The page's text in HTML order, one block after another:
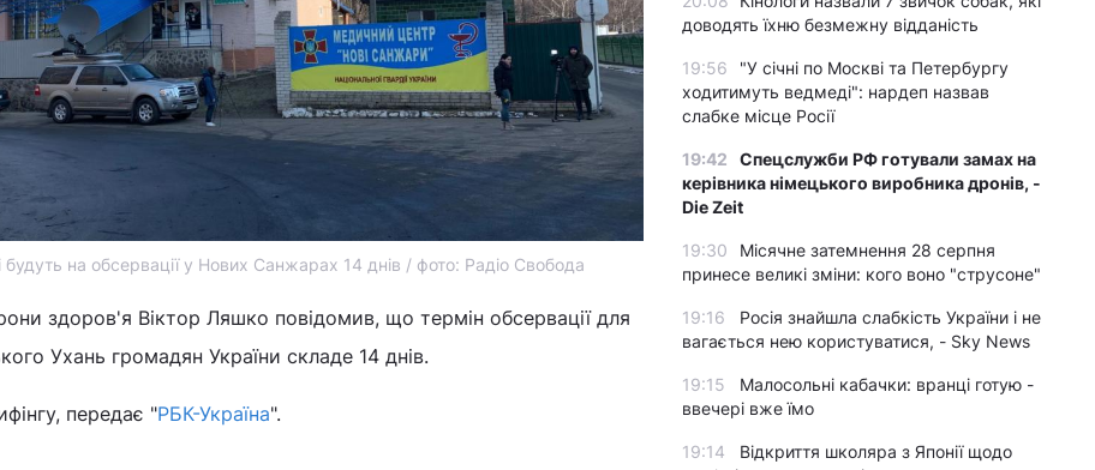
будуть на обсервації у Нових Санжарах 14 днів / фото: Радіо Свобода
здоров'я Віктор Ляшко повідомив, що термін обсервації для
Ухань громадян України складе 14 днів.
передає "РБК-Україна".
доводять їхню безмежну відданість
19:56
"У січні по Москві та Петербургу
ходитимуть ведмеді": нардеп назвав
слабке місце Росії
19:42
Спецслужби РФ готували замах на
керівника німецького виробника дронів, -
Die Zeit
19:30
Місячне затемнення 28 серпня
принесе великі зміни: кого воно "струсоне"
19:16
Росія знайшла слабкість України і не
вагається нею користуватися, - Sky News
19:15
Малосольні кабачки: вранці готую -
ввечері вже їмо
19:14
Відкриття школяра з Японії щодо